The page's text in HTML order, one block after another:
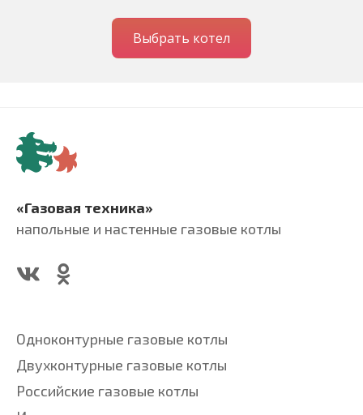
Выбрать котел
«Газовая техника»
напольные и настенные газовые котлы
Одноконтурные газовые котлы
Двухконтурные газовые котлы
Российские газовые котлы